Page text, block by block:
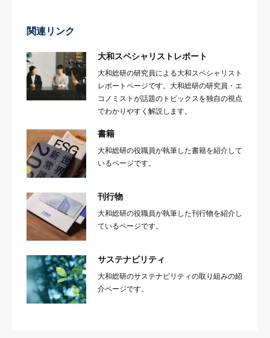
関連リンク
大和スペシャリストレポート
大和総研の研究員による大和スペシャリスト
レポートページです。大和総研の研究員・エ
コノミストが話題のトピックスを独自の視点
でわかりやすく解説します。
書籍
大和総研の役職員が執筆した書籍を紹介して
いるページです。
刊行物
大和総研の役職員が執筆した刊行物を紹介し
ているページです。
サステナビリティ
大和総研のサステナビリティの取り組みの紹
介ページです。